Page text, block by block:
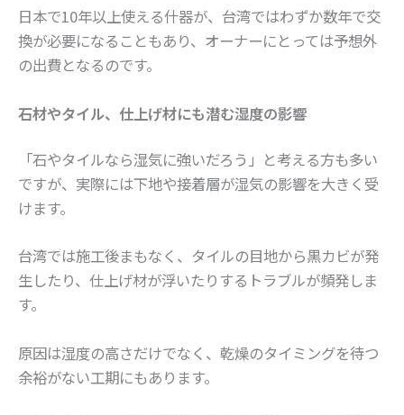
日本で10年以上使える什器が、台湾ではわずか数年で交
換が必要になることもあり、オーナーにとっては予想外
の出費となるのです。
石材やタイル、仕上げ材にも潜む湿度の影響
「石やタイルなら湿気に強いだろう」と考える方も多い
ですが、実際には下地や接着層が湿気の影響を大きく受
けます。
台湾では施工後まもなく、タイルの目地から黒カビが発
生したり、仕上げ材が浮いたりするトラブルが頻発しま
す。
原因は湿度の高さだけでなく、乾燥のタイミングを待つ
余裕がない工期にもあります。